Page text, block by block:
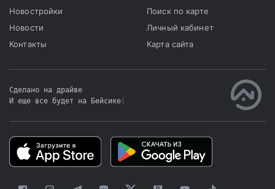
Новостройки
Новости
Контакты
Поиск по карте
Личный кабинет
Карта сайта
Сделано на драйве
И еще все будет на Бейсике